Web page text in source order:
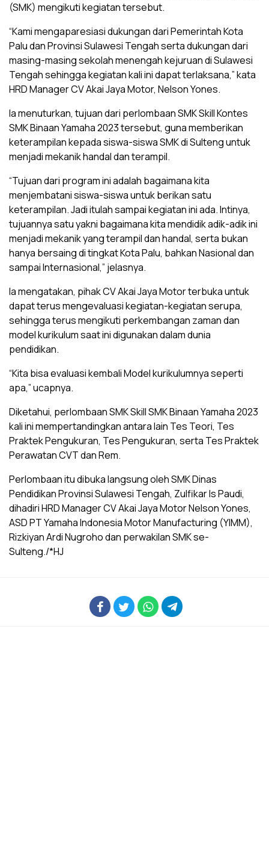
(SMK) mengikuti kegiatan tersebut.
“Kami mengaparesiasi dukungan dari Pemerintah Kota
Palu dan Provinsi Sulawesi Tengah serta dukungan dari
masing-masing sekolah menengah kejuruan di Sulawesi
Tengah sehingga kegiatan kali ini dapat terlaksana,” kata
HRD Manager CV Akai Jaya Motor, Nelson Yones.
Ia menuturkan, tujuan dari perlombaan SMK Skill Kontes
SMK Binaan Yamaha 2023 tersebut, guna memberikan
keterampilan kepada siswa-siswa SMK di Sulteng untuk
menjadi mekanik handal dan terampil.
“Tujuan dari program ini adalah bagaimana kita
menjembatani siswa-siswa untuk berikan satu
keterampilan. Jadi itulah sampai kegiatan ini ada. Intinya,
tujuannya satu yakni bagaimana kita mendidik adik-adik ini
menjadi mekanik yang terampil dan handal, serta bukan
hanya bersaing di tingkat Kota Palu, bahkan Nasional dan
sampai Internasional,” jelasnya.
Ia mengatakan, pihak CV Akai Jaya Motor terbuka untuk
dapat terus mengevaluasi kegiatan-kegiatan serupa,
sehingga terus mengikuti perkembangan zaman dan
model kurikulum saat ini digunakan dalam dunia
pendidikan.
“Kita bisa evaluasi kembali Model kurikulumnya seperti
apa,” ucapnya.
Diketahui, perlombaan SMK Skill SMK Binaan Yamaha 2023
kali ini mempertandingkan antara lain Tes Teori, Tes
Praktek Pengukuran, Tes Pengukuran, serta Tes Praktek
Perawatan CVT dan Rem.
Perlombaan itu dibuka langsung oleh SMK Dinas
Pendidikan Provinsi Sulawesi Tengah, Zulfikar Is Paudi,
dihadiri HRD Manager CV Akai Jaya Motor Nelson Yones,
ASD PT Yamaha Indonesia Motor Manufacturing (YIMM),
Rizkiyan Ardi Nugroho dan perwakilan SMK se-
Sulteng./*HJ